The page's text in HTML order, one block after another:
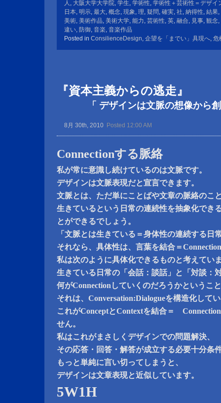
人 , 大阪大学大学院, 学生, 学術性, 学術性＋芸術性＝デザイ
日本, 明示, 最大, 概念, 現象, 理, 疑問, 確実, 社, 納得性, 結果,
美術, 美術作品, 美術大学, 能力, 芸術性, 英, 融合, 見事, 観念,
違い, 防御, 音楽, 音楽作品
Posted in ConsilienceDesign, 企望を「までい」具現へ, 危
『資本主義からの逃走』
「 デザインは文脈の想像から創
8月 30th, 2010 Posted 12:00 AM
Connectionする脈絡
私が常に意識し続けているのは文脈です。
デザインは文脈表現だと宣言できます。
文脈とは、ただ単にことばや文章の脈絡のこ
生きているという日常の連続性を抽象化でき
とができるでしょう。
「文脈とは生きている＝身体性の連続する日
それなら、具体性は、言葉を結合＝
私は次のように具体化できるものと考えてい
生きている日常の「会話：談話」と「対談：
何がConnectionしていくのだろうかというこ
それは、Conversation:Dialogueを構造化して
これがConceptとContextを結合＝
せん。
私はこれがまさしくデザインでの問題解決、
その応答・回答・解答が成立する必要十分条
もっと単純に言い切ってしまうと、
デザインは文章表現と近似しています。
5W1H